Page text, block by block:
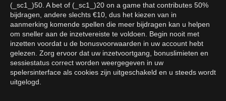
(_sc1_)50. A bet of (_sc1_)20 on a game that contributes 50%
bijdragen, andere slechts €10, dus het kiezen van in
aanmerking komende spellen die meer bijdragen kan u helpen
om sneller aan de inzetvereiste te voldoen. Begin nooit met
inzetten voordat u de bonusvoorwaarden in uw account hebt
gelezen. Zorg ervoor dat uw inzetvoortgang, bonuslimieten en
sessiestatus correct worden weergegeven in uw
spelersinterface als cookies zijn uitgeschakeld en u steeds wordt
uitgelogd.